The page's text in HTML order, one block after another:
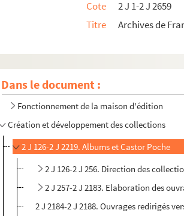
Cote
2 J 1-2 J 2659
Titre
Archives de
Dans le document :
Fonctionnement de la maison d'édition
Création et développement des collections
2 J 126-2 J 2219. Albums et Castor Poche
2 J 126-2 J 256. Direction des
2 J 257-2 J 2183. Elaboration des
2 J 2184-2 J 2188. Ouvrages redirigés